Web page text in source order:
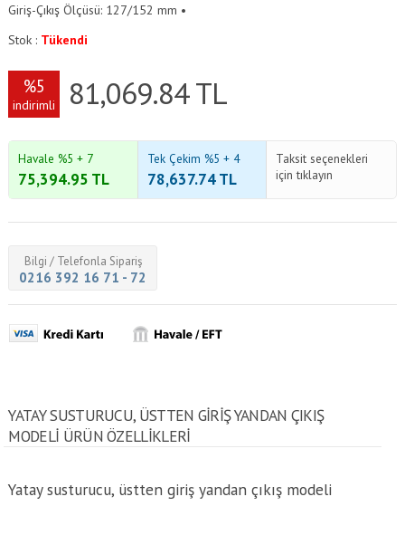
Giriş-Çıkış Ölçüsü: 127/152 mm •
Stok : Tükendi
%5
indirimli 81,069.84TL
Havale %5 + 7
75,394.95 TL
Tek Çekim %5 + 4
78,637.74TL
Taksit seçenekleri
için tıklayın
Bilgi / Telefonla Sipariş
0216 392 16 71 - 72
YATAY SUSTURUCU, ÜSTTEN GIRIŞ YANDAN ÇIKIŞ
MODELI ÜRÜN ÖZELLİKLERİ
Yatay susturucu, üstten giriş yandan çıkış modeli